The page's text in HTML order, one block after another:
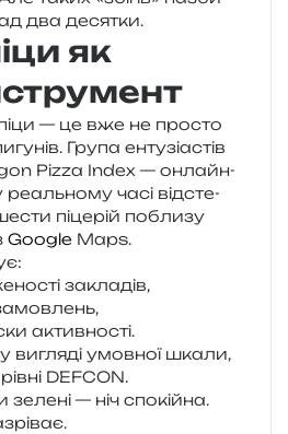
два десятки.
як
— це вже не про­сто
Група енту­зі­а­стів
Pizza Index — онлайн-
часі від­сте­
піце­рій побли­зу
Google Maps.
закладів,
активності.
вигля­ді умов­ної шкали,
DEFCON.
— ніч спокійна.